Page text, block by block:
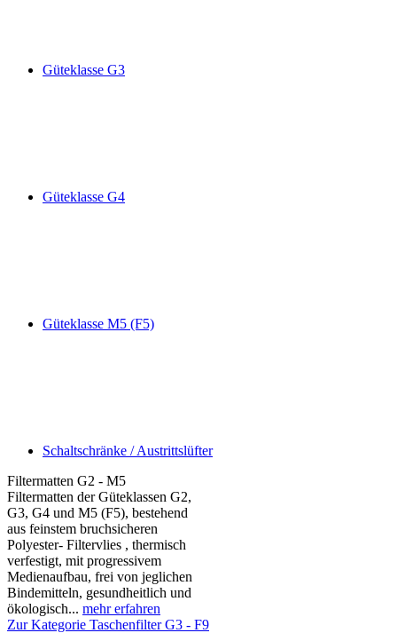
Güteklasse G3
Güteklasse G4
Güteklasse M5 (F5)
Schaltschränke / Austrittslüfter
Filtermatten G2 - M5
Filtermatten der Güteklassen G2,
G3, G4 und M5 (F5), bestehend
aus feinstem bruchsicheren
Polyester- Filtervlies , thermisch
verfestigt, mit progressivem
Medienaufbau, frei von jeglichen
Bindemitteln, gesundheitlich und
ökologisch... mehr erfahren
Zur Kategorie Taschenfilter G3 - F9